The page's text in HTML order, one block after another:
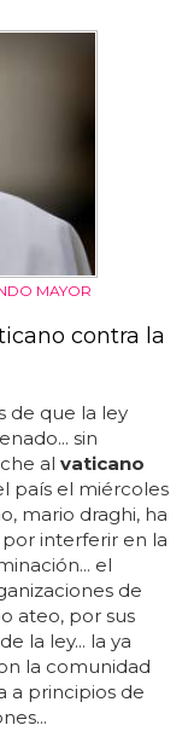
MAYOR
contra la
de que la ley
sin
al vaticano
país el miércoles
mario draghi, ha
por interferir en la
el
de
ateo, por sus
la ley... la ya
la comunidad
a principios de